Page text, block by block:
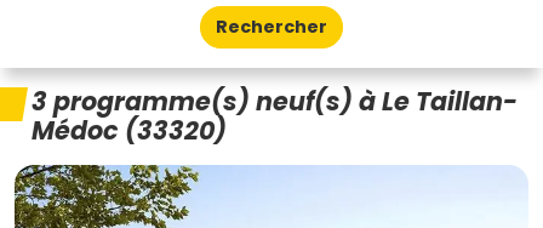
Rechercher
3 programme(s) neuf(s) à Le Taillan-
Médoc (33320)